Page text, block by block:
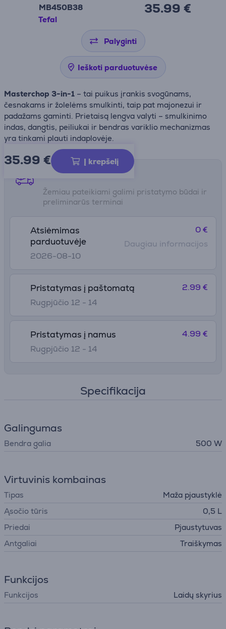
MB450B38
Tefal
35.99 €
Palyginti
Ieškoti parduotuvėse
Masterchop 3-in-1 – tai puikus įrankis svogūnams,
česnakams ir žolelėms smulkinti, taip pat majonezui ir
padažams gaminti. Prietaisą lengva valyti – smulkinimo
indas, dangtis, peiliukai ir bendras variklio mechanizmas
yra tinkami plauti indaplovėje.
35.99 € Į krepšelį
Pristatymo būdai
Žemiau pateikiami galimi pristatymo būdai ir
preliminarūs terminai
Atsiėmimas
parduotuvėje
2026-08-10
0 €
Daugiau informacijos
Pristatymas į paštomatą
Rugpjūčio 12 - 14
2.99 €
Pristatymas į namus
Rugpjūčio 12 - 14
4.99 €
Specifikacija
Galingumas
Bendra galia 500 W
Virtuvinis kombainas
Tipas
Maža pjaustyklė
Ąsočio tūris
0,5 L
Priedai
Pjaustytuvas
Antgaliai
Traiškymas
Funkcijos
Funkcijos Laidų skyrius